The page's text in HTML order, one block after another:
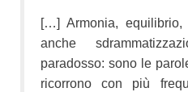
[…] Armonia,
anche
paradosso: sono le
ricorrono con più